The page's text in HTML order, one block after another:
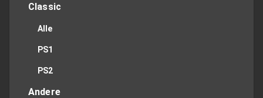
Classic
Alle
PS1
PS2
Andere